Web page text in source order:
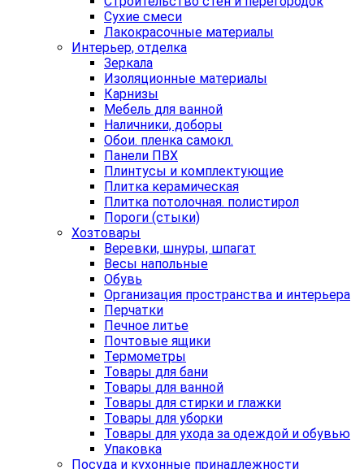
Сухие смеси
Лакокрасочные материалы
Интерьер, отделка
Зеркала
Изоляционные материалы
Карнизы
Мебель для ванной
Наличники, доборы
Обои. пленка самокл.
Панели ПВХ
Плинтусы и комплектующие
Плитка керамическая
Плитка потолочная. полистирол
Пороги (стыки)
Хозтовары
Веревки, шнуры, шпагат
Весы напольные
Обувь
Организация пространства и интерьера
Перчатки
Печное литье
Почтовые ящики
Термометры
Товары для бани
Товары для ванной
Товары для стирки и глажки
Товары для уборки
Товары для ухода за одеждой и обувью
Упаковка
Посуда и кухонные принадлежности